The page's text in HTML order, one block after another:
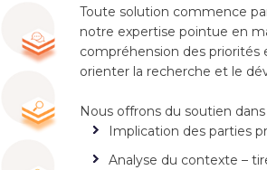
Toute solution commence
notre expertise pointue en
compréhension des priorités
orienter la recherche et le
Nous offrons du soutien
Implication des parties
Analyse du contexte –